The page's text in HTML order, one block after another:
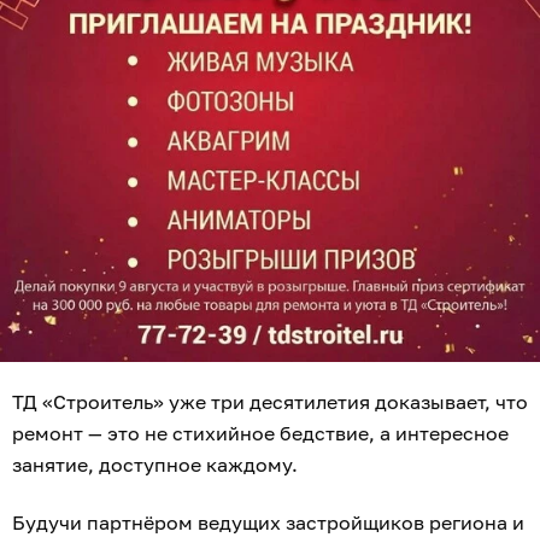
ТД «Строитель» уже три десятилетия доказывает, что
ремонт — это не стихийное бедствие, а интересное
занятие, доступное каждому.
Будучи партнёром ведущих застройщиков региона и